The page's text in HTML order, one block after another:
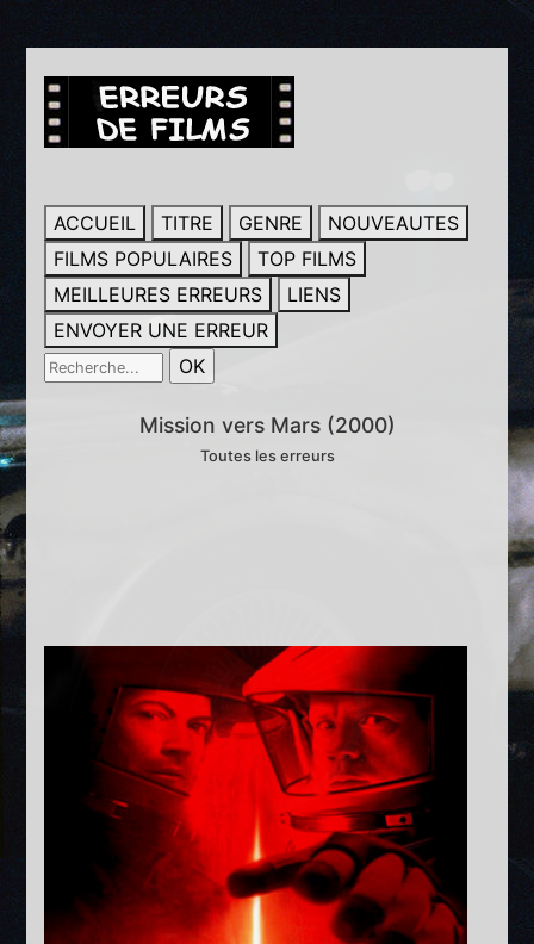
ACCUEIL TITRE GENRE
NOUVEAUTES
FILMS POPULAIRES
TOP FILMS
MEILLEURES ERREURS
LIENS
ENVOYER UNE ERREUR
Mission vers Mars (2000)
Toutes les erreurs